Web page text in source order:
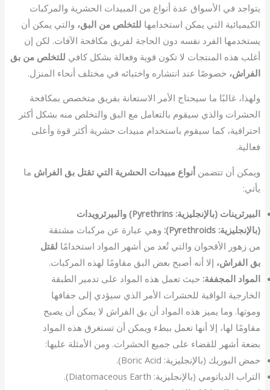
يتواجد في الأسواق عدة أنواع من المبيدات الحشرية والمركبات
الكيميائية التي يمكن استخدامها للتخلص من البق، والتي يمكن أن
يستخدمها الفرد نفسه دون الحاجة لفريق مكافحة الآفات. لكن إن
أغلب هذه المنتجات لا تكون قوية وفعالة بشكل كافي للتخلص من بق
الفراش، خصوصًا عند انتشاره واختبائه في مختلف أنحاء المنزل.
ولهذا، غالبًا ما سيحتاج الأمر الاستعانة بفريق متخصص بمكافحة
الحشرات والذي سيقوم بالتعامل مع البق والتخلص منه بشكل أكثر
احترافية، كما سيقوم باستخدام مبيدات حشرية أكثر قوة وأعلى
فعالية.
ويمكن أن تتضمن أنواع مبيدات الحشرية التي تقتل بق الفراش ما
يأتي:
البيرثرينات (بالإنجليزية: Pyrethrins) والبيرثرويدات
(بالإنجليزية: Pyrethroids):
وهي عبارة عن مركبات مشتقة
من زهور الأقحوان والتي تُعد من أشهر المواد استخدامًا لقتل
بق الفراش، إلا أنه أصبح بعض البق مقاومًا لهذه المركبات.
المواد المجففة: حيث تعمل هذه المواد على تدمير الطبقة
الخارجية الواقية للحشرات الأمر الذي سيؤدي إلى جفافها
وموتها. وما يميز هذه المواد أن بق الفراش لا يمكن أن يصبح
مقاومًا لها، إلا أنها تعمل ببطء ويمكن أن تستغرق هذه المواد
بضعة أشهر للقضاء على جميع الحشرات. ومن الأمثلة عليها:
حمض البوريك (بالإنجليزية: Boric Acid).
التراب الدياتومي (بالإنجليزية: Diatomaceous Earth).